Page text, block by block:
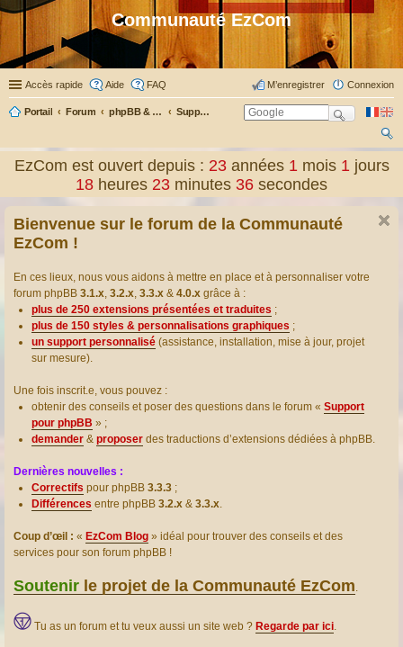
Communauté EzCom
Accès rapide Aide FAQ Connexion
M’enregistrer
Portail Forum phpBB & Co Support pour phpBB
ch
er
EzCom est ouvert depuis : 23 années1 mois1 jours
18 heures 23 minutes 36 secondes
Bienvenue sur le forum de la Communauté
EzCom !
En ces lieux, nous vous aidons à mettre en place et à personnaliser votre
forum phpBB 3.1.x, 3.2.x, 3.3.x & 4.0.x grâce à :
plus de 250 extensions présentées et traduites ;
plus de 150 styles & personnalisations graphiques ;
un support personnalisé (assistance, installation, mise à jour, projet
sur mesure).
Une fois inscrit.e, vous pouvez :
obtenir des conseils et poser des questions dans le forum « Support
pour phpBB » ;
demander & proposer des traductions d’extensions dédiées à phpBB.
Dernières nouvelles :
Correctifs pour phpBB 3.3.3 ;
Différences entre phpBB 3.2.x & 3.3.x.
Coup d’œil : « EzCom Blog » idéal pour trouver des conseils et des
services pour son forum phpBB !
Soutenir le projet de la Communauté EzCom.
Tu as un forum et tu veux aussi un site web ? Regarde par ici.